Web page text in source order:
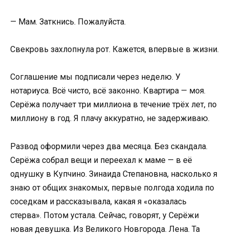
— Мам. Заткнись. Пожалуйста.
Свекровь захлопнула рот. Кажется, впервые в жизни.
Соглашение мы подписали через неделю. У
нотариуса. Всё чисто, всё законно. Квартира — моя.
Серёжа получает три миллиона в течение трёх лет, по
миллиону в год. Я плачу аккуратно, не задерживаю.
Развод оформили через два месяца. Без скандала.
Серёжа собрал вещи и переехал к маме — в её
однушку в Купчино. Зинаида Степановна, насколько я
знаю от общих знакомых, первые полгода ходила по
соседкам и рассказывала, какая я «оказалась
стерва». Потом устала. Сейчас, говорят, у Серёжи
новая девушка. Из Великого Новгорода. Лена. Та